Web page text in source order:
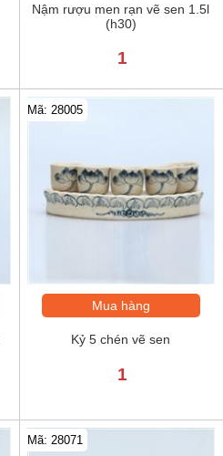
Nậm rượu men rạn vẽ sen 1.5l
(h30)
1
Mã: 28005
Mua hàng
Kỷ 5 chén vẽ sen
1
Mã: 28071